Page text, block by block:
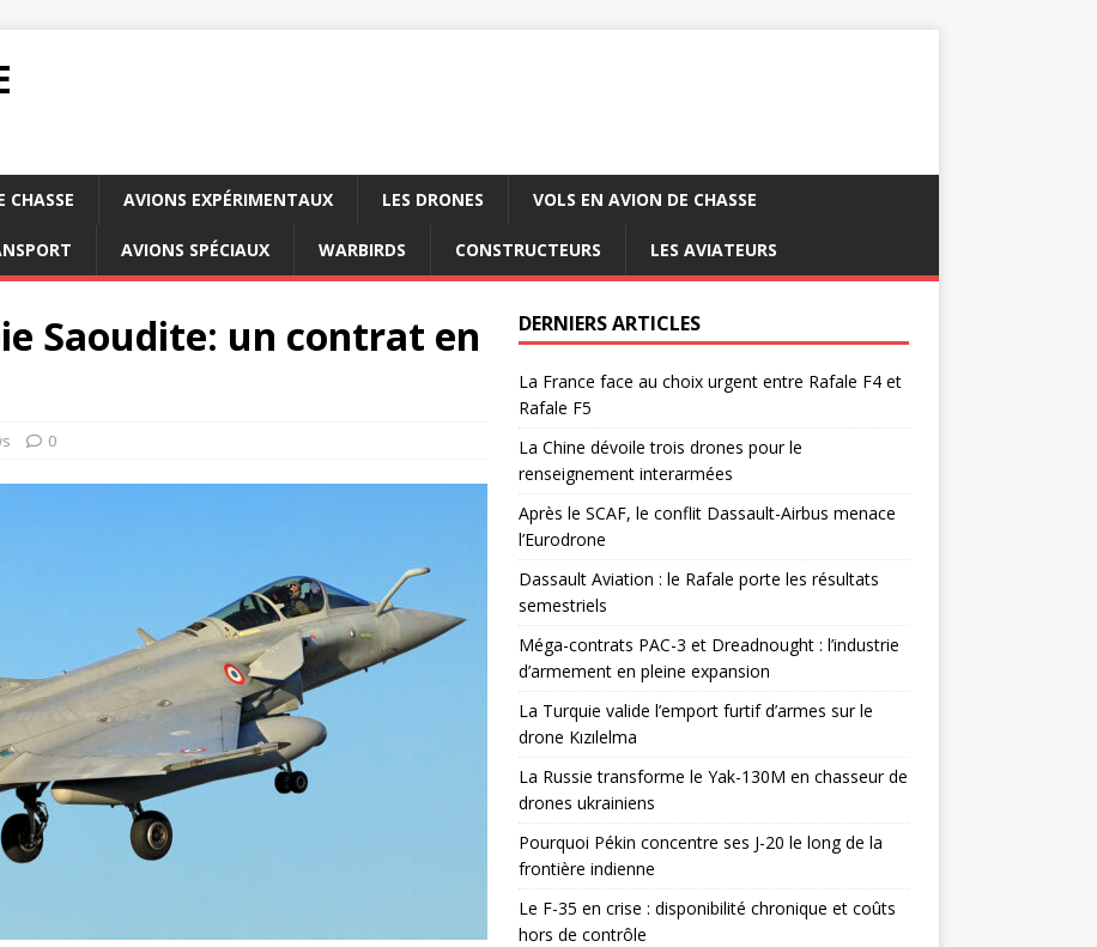
CHASSE AVIONS EXPÉRIMENTAUX LES DRONES VOLS EN AVION DE CHASSE
AVIONS SPÉCIAUX WARBIRDS CONSTRUCTEURS LES AVIATEURS
Saoudite: un contrat en
0
DERNIERS ARTICLES
La France face au choix urgent entre Rafale F4 et
Rafale F5
La Chine dévoile trois drones pour le
renseignement interarmées
Après le SCAF, le conflit Dassault-Airbus menace
l’Eurodrone
Dassault Aviation : le Rafale porte les résultats
semestriels
Méga-contrats PAC-3 et Dreadnought : l’industrie
d’armement en pleine expansion
La Turquie valide l’emport furtif d’armes sur le
drone Kızılelma
La Russie transforme le Yak-130M en chasseur de
drones ukrainiens
Pourquoi Pékin concentre ses J-20 le long de la
frontière indienne
Le F-35 en crise : disponibilité chronique et coûts
hors de contrôle